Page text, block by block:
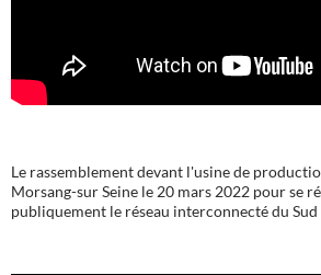
Le rassemblement devant l'usine de
Morsang-sur Seine le 20 mars 2022 pour se
publiquement le réseau interconnecté du